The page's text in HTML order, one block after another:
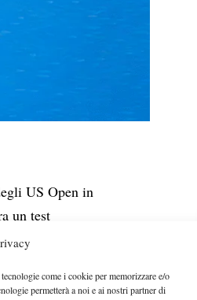
come i cookie per memorizzare e/o
permetterà a noi e ai nostri partner di
US Open in
un test
odierno, il
di n°19 al
Novak